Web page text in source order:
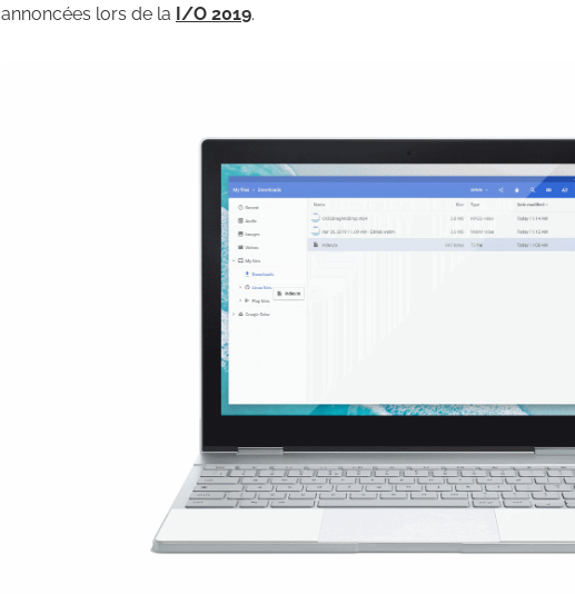
annoncées lors de la I/O 2019.